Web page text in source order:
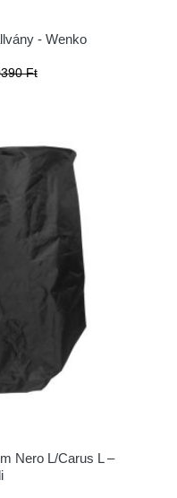
- Wenko
Ft
Nero L/Carus L –